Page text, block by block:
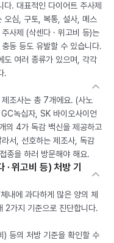
. 대표적인 다이어트 주사제
오심, 구토, 복통, 설사, 메스
사제 (삭센다 · 위고비 등)는
동 등도 유발할 수 있습니다.
도 여러 종류가 있으며, 각각
.
조사는 총 7개에요. (사노
녹십자, SK 바이오사이언
의 4가 독감 백신을 제공하고
서, 선호하는 제조사, 독감
종을 하러 방문해야 해요.
· 위고비 등) 처방 기
내에 과다하게 많은 양의 체
2가지 기준으로 진단합니다.
) 등의 처방 기준을 확인할 수